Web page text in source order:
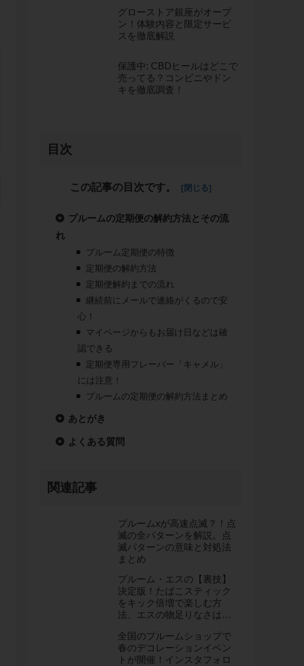
グローストア銀座がオープ
ン！体験内容と限定サービ
スを徹底解説
保護中: CBDヒールはどこで
売ってる？コンビニやドン
キを徹底調査！
目次
この記事の目次です。
プルームの定期便の解約方法とその流
れ
プルーム定期便の特徴
定期便の解約方法
定期便解約までの流れ
継続前にメールで連絡がくるので安
心！
マイページからもお届け日などは確
認できる
定期便専用フレーバー「キャメル」
には注意！
プルームの定期便の解約方法まとめ
あとがき
よくある質問
関連記事
プルームxが高速点滅？！点
滅の全パターンを解説。点
滅パターンの意味と対処法
まとめ
プルーム・エスの【裏技】
決定版！たばこスティック
をキック倍増で楽しむ方
法、エスの物足りなさはホ
した。
全国のプルームショップで
春のデコレーションイベン
トが開催！インスタフォロ